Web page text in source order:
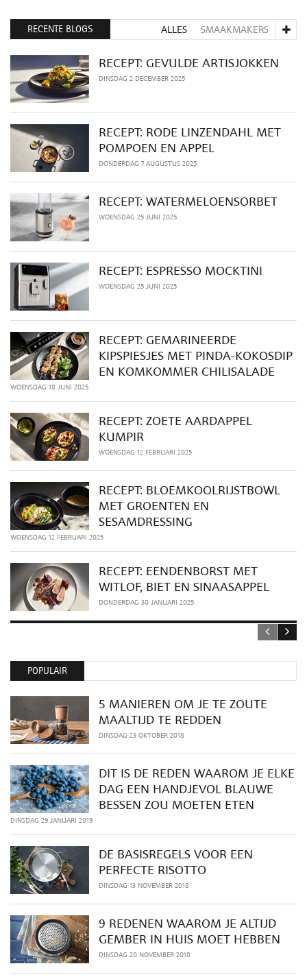
RECENTE BLOGS ALLES SMAAKMAKERS
RECEPT: GEVULDE ARTISJOKKEN
DINSDAG 2 DECEMBER 2025
RECEPT: RODE LINZENDAHL MET
POMPOEN EN APPEL
DONDERDAG 7 AUGUSTUS 2025
RECEPT: WATERMELOENSORBET
WOENSDAG 25 JUNI 2025
RECEPT: ESPRESSO MOCKTINI
WOENSDAG 25 JUNI 2025
RECEPT: GEMARINEERDE
KIPSPIESJES MET PINDA-KOKOSDIP
EN KOMKOMMER CHILISALADE
WOENSDAG 18 JUNI 2025
RECEPT: ZOETE AARDAPPEL
KUMPIR
WOENSDAG 12 FEBRUARI 2025
RECEPT: BLOEMKOOLRIJSTBOWL
MET GROENTEN EN
SESAMDRESSING
WOENSDAG 12 FEBRUARI 2025
RECEPT: EENDENBORST MET
WITLOF, BIET EN SINAASAPPEL
DONDERDAG 30 JANUARI 2025
POPULAIR
5 MANIEREN OM JE TE ZOUTE
MAALTIJD TE REDDEN
DINSDAG 23 OKTOBER 2018
DIT IS DE REDEN WAAROM JE ELKE
DAG EEN HANDJEVOL BLAUWE
BESSEN ZOU MOETEN ETEN
DINSDAG 29 JANUARI 2019
DE BASISREGELS VOOR EEN
PERFECTE RISOTTO
DINSDAG 13 NOVEMBER 2018
9 REDENEN WAAROM JE ALTIJD
GEMBER IN HUIS MOET HEBBEN
DINSDAG 20 NOVEMBER 2018